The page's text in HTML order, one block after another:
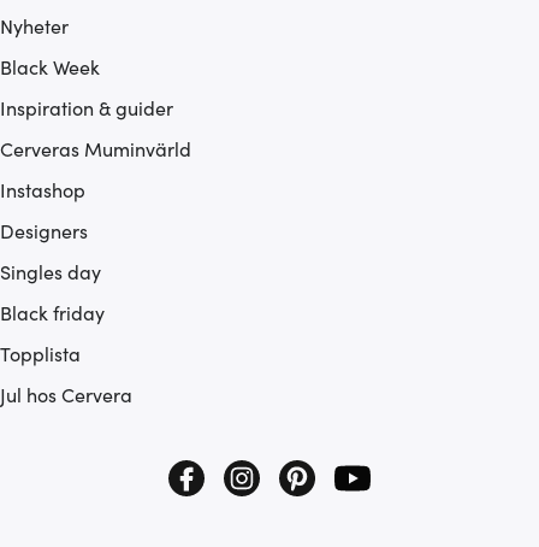
Nyheter
Black Week
Inspiration & guider
Cerveras Muminvärld
Instashop
Designers
Singles day
Black friday
Topplista
Jul hos Cervera